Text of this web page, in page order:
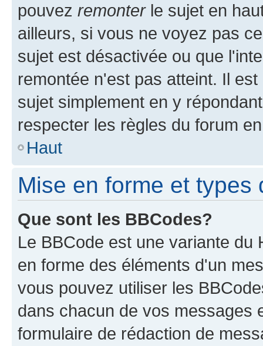
pouvez remonterle sujet en
ailleurs, si vous ne voyez pas
sujet est désactivée ou que
remontée n'est pas atteint. Il
sujet simplement en y
respecter les règles du forum
Haut
Mise en forme et types
Que sont les BBCodes?
Le BBCode est une variante du
en forme des éléments d'un
vous pouvez utiliser les
dans chacun de vos messages
formulaire de rédaction de